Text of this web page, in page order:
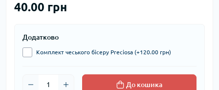
40.00 грн
Додатково
Комплект чеського бісеру Preciosa (+120.00 грн)
До кошика